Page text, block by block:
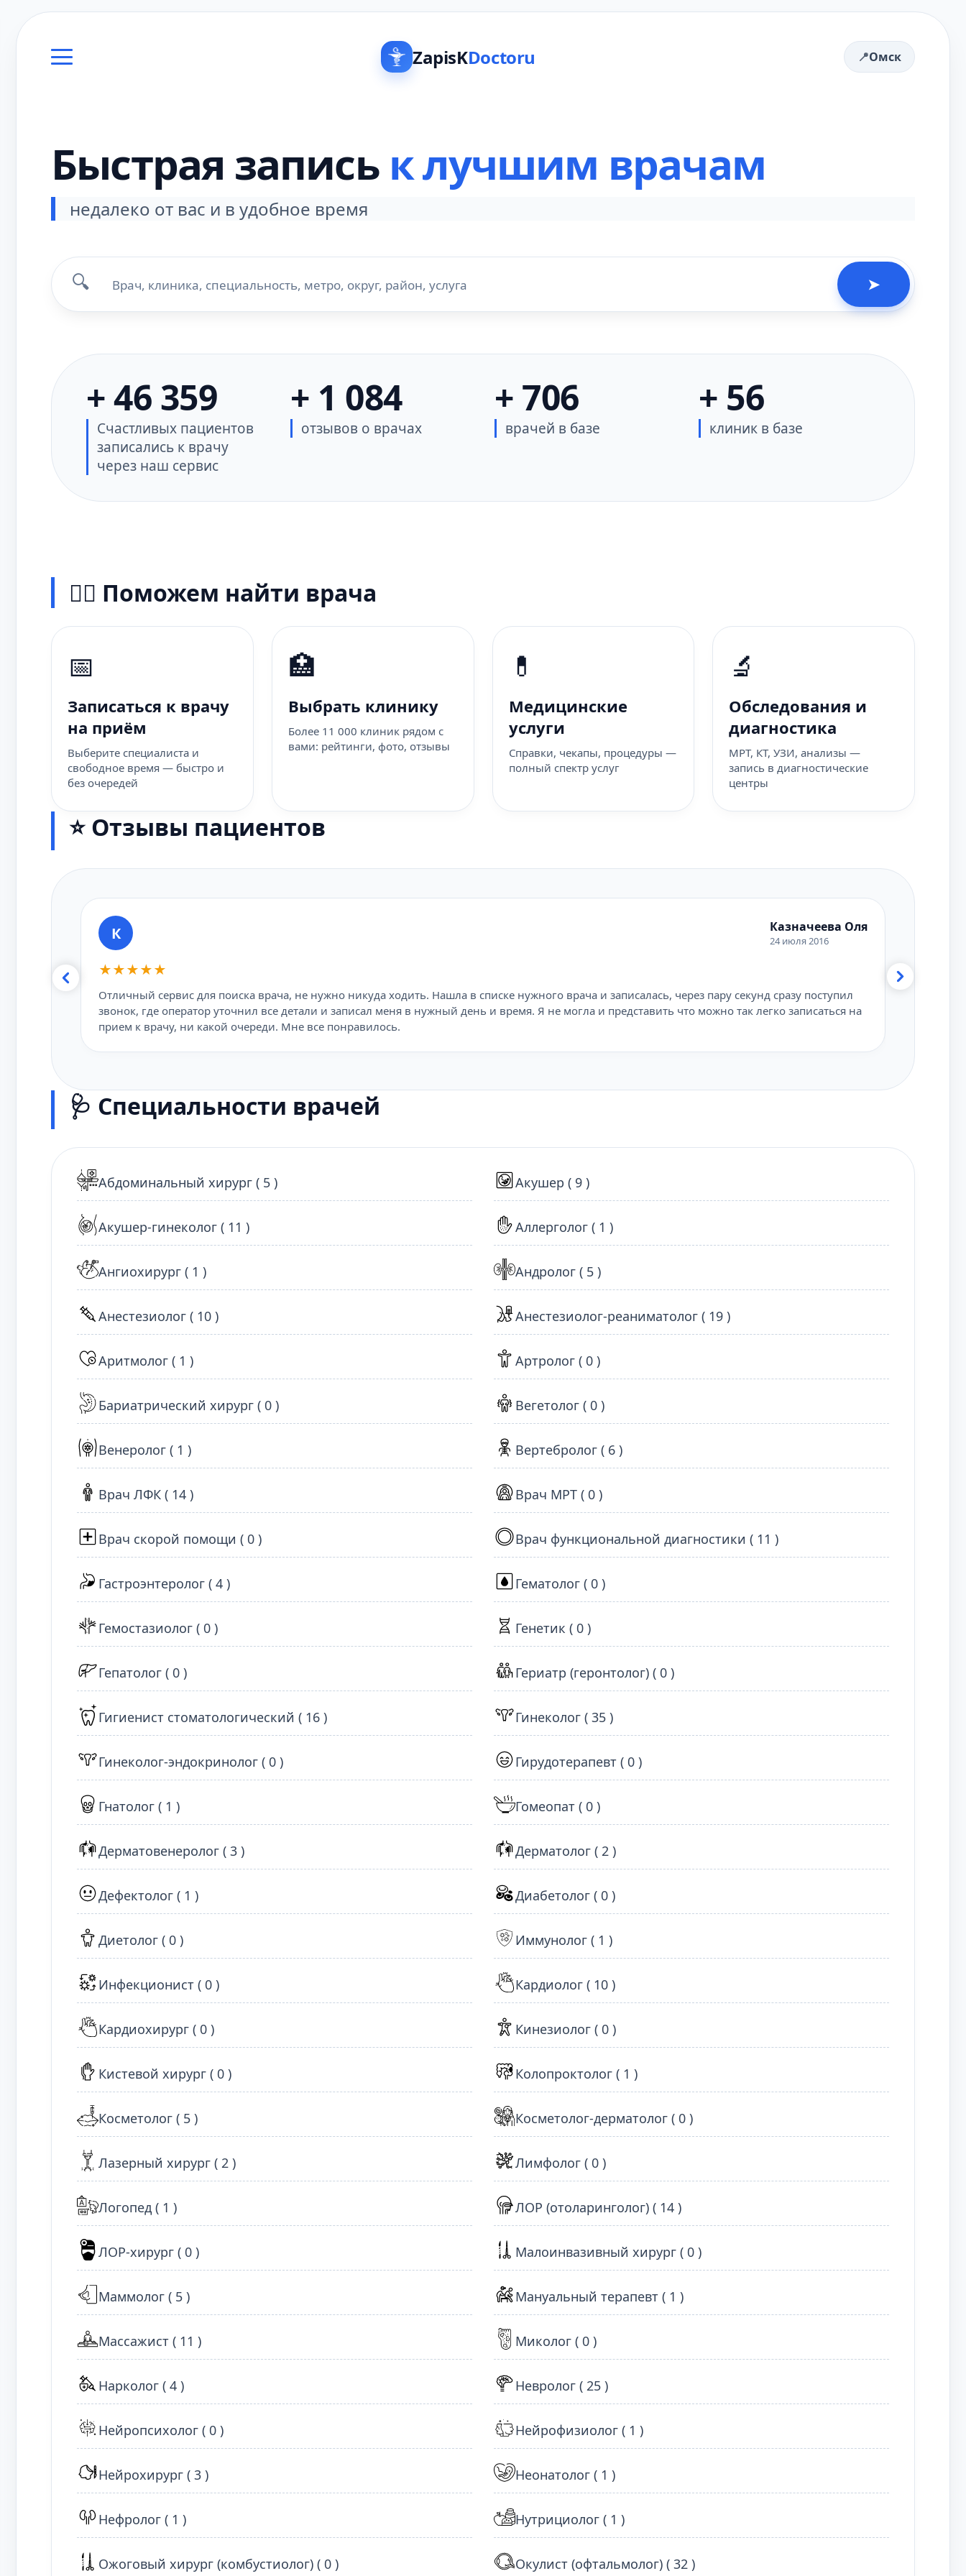
ZapisKDoctoru Омск
Быстрая запись к лучшим врачам
недалеко от вас и в удобное время
🔍 ➤
+ 46 359
Счастливых пациентов
записались к врачу
через наш сервис
+ 1 084
отзывов о врачах
+ 706
врачей в базе
+ 56
клиник в базе
👨‍⚕️ Поможем найти врача
📅
Записаться к врачу
на приём
Выберите специалиста и
свободное время — быстро и
без очередей
🏥
Выбрать клинику
Более 11 000 клиник рядом с
вами: рейтинги, фото, отзывы
💊
Медицинские
услуги
Справки, чекапы, процедуры —
полный спектр услуг
🔬
Обследования и
диагностика
МРТ, КТ, УЗИ, анализы —
запись в диагностические
центры
⭐ Отзывы пациентов
К Казначеева Оля
24 июля 2016
★★★★★
Отличный сервис для поиска врача, не нужно никуда ходить. Нашла в списке нужного врача и записалась, через пару секунд сразу поступил
звонок, где оператор уточнил все детали и записал меня в нужный день и время. Я не могла и представить что можно так легко записаться на
прием к врачу, ни какой очереди. Мне все понравилось.
🩺 Специальности врачей
Абдоминальный хирург ( 5 ) Акушер ( 9 )
Акушер-гинеколог ( 11 ) Аллерголог ( 1 )
Ангиохирург ( 1 ) Андролог ( 5 )
Анестезиолог ( 10 ) Анестезиолог-реаниматолог ( 19 )
Аритмолог ( 1 ) Артролог ( 0 )
Бариатрический хирург ( 0 ) Вегетолог ( 0 )
Венеролог ( 1 ) Вертебролог ( 6 )
Врач ЛФК ( 14 ) Врач МРТ ( 0 )
Врач скорой помощи ( 0 ) Врач функциональной диагностики ( 11 )
Гастроэнтеролог ( 4 ) Гематолог ( 0 )
Гемостазиолог ( 0 ) Генетик ( 0 )
Гепатолог ( 0 ) Гериатр (геронтолог) ( 0 )
Гигиенист стоматологический ( 16 ) Гинеколог ( 35 )
Гинеколог-эндокринолог ( 0 ) Гирудотерапевт ( 0 )
Гнатолог ( 1 ) Гомеопат ( 0 )
Дерматовенеролог ( 3 ) Дерматолог ( 2 )
Дефектолог ( 1 ) Диабетолог ( 0 )
Диетолог ( 0 ) Иммунолог ( 1 )
Инфекционист ( 0 ) Кардиолог ( 10 )
Кардиохирург ( 0 ) Кинезиолог ( 0 )
Кистевой хирург ( 0 ) Колопроктолог ( 1 )
Косметолог ( 5 ) Косметолог-дерматолог ( 0 )
Лазерный хирург ( 2 ) Лимфолог ( 0 )
Логопед ( 1 ) ЛОР (отоларинголог) ( 14 )
ЛОР-хирург ( 0 ) Малоинвазивный хирург ( 0 )
Маммолог ( 5 ) Мануальный терапевт ( 1 )
Массажист ( 11 ) Миколог ( 0 )
Нарколог ( 4 ) Невролог ( 25 )
Нейропсихолог ( 0 ) Нейрофизиолог ( 1 )
Нейрохирург ( 3 ) Неонатолог ( 1 )
Нефролог ( 1 ) Нутрициолог ( 1 )
Ожоговый хирург (комбустиолог) ( 0 ) Окулист (офтальмолог) ( 32 )